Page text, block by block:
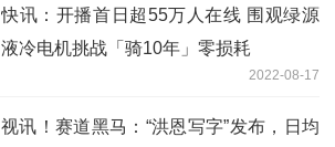
快讯：开播首日超55万人在线 围观绿源
液冷电机挑战「骑10年」零损耗
2022-08-17
视讯！赛道黑马：“洪恩写字”发布，日均